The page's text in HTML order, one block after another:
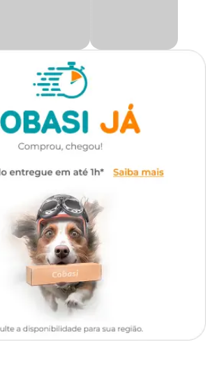
mais agradável e enriquecedor.
você encontra oBalanço Cru para Calopsita
especial. Compre agora mesmo em nosso
de nossas lojas.
podem variar de acordo com a
do produto em estoque.